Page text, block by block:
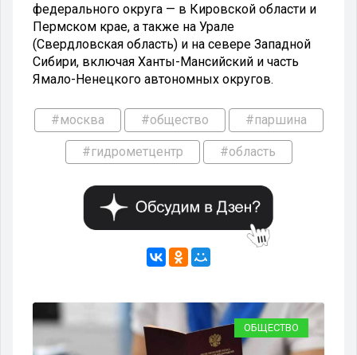
федерального округа — в Кировской области и
Пермском крае, а также на Урале
(Свердловская область) и на севере Западной
Сибири, включая Ханты-Мансийский и часть
Ямало-Ненецкого автономных округов.
#москва #общество #паршина
#гидрометцентр #область
ОБЩЕСТВО